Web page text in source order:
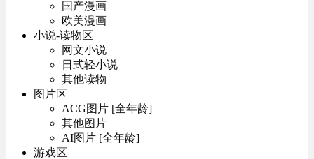
国产漫画
欧美漫画
小说-读物区
网文小说
日式轻小说
其他读物
图片区
ACG图片 [全年龄]
其他图片
AI图片 [全年龄]
游戏区